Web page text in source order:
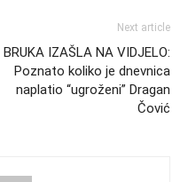
Next article
BRUKA IZAŠLA NA VIDJELO:
Poznato koliko je dnevnica
naplatio “ugroženi” Dragan
Čović